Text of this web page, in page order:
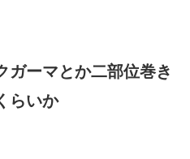
ガーマとか二部位巻き
らいか